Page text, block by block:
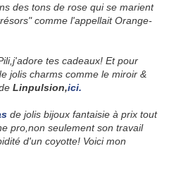
des tons de rose qui se marient
comme l'appellait Orange-
tes cadeaux! Et pour
jolis charms comme le miroir &
Linpulsion,ici.
de jolis bijoux fantaisie à prix tout
pro,non seulement son travail
d'un coyotte! Voici mon